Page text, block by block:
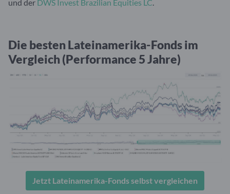
und der DWS Invest Brazilian Equities LC.
Die besten Lateinamerika-Fonds im
Vergleich (Performance 5 Jahre)
Jetzt Lateinamerika-Fonds selbst vergleichen